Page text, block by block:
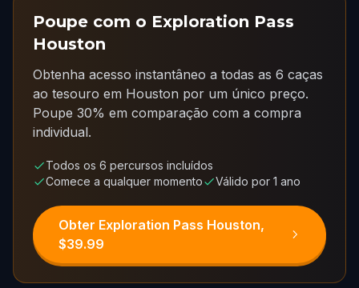
Poupe com o Exploration Pass
Houston
Obtenha acesso instantâneo a todas as 6 caças
ao tesouro em Houston por um único preço.
Poupe 30% em comparação com a compra
individual.
Todos os 6 percursos incluídos
Comece a qualquer momento
Válido por 1 ano
Obter Exploration Pass Houston,
$39.99